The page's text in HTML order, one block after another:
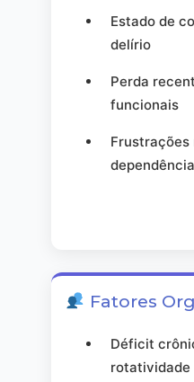
Estado de
delírio
Perda
funcionais
Frustrações
dependência
Fatores
Déficit
rotatividade